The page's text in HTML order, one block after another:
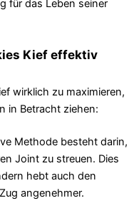
für das Leben seiner
Kief effektiv
wirklich zu maximieren,
in Betracht ziehen:
Methode besteht darin,
Joint zu streuen. Dies
hebt auch den
angenehmer.